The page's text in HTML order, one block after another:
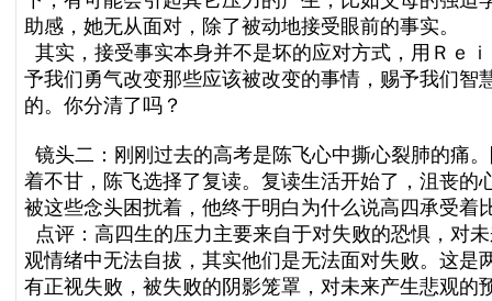
助感，她无从面对，除了被动地接受眼前的事实。
其实，接受事实本身并不是坏的应对方式，用Ｒｅ
予我们勇气改变那些应该被改变的事情，赐予我们
的。你分清了吗？
镜头二：刚刚过去的高考是陈飞心中撕心裂肺的痛
着不甘，陈飞选择了复读。复读生活开始了，沮丧
被这些念头困扰着，他终于明白为什么说高四承受
点评：高四生的压力主要来自于对失败的恐惧，对
观情绪中无法自拔，其实他们是无法面对失败。这
有正视失败，被失败的阴影笼罩，对未来产生悲观的